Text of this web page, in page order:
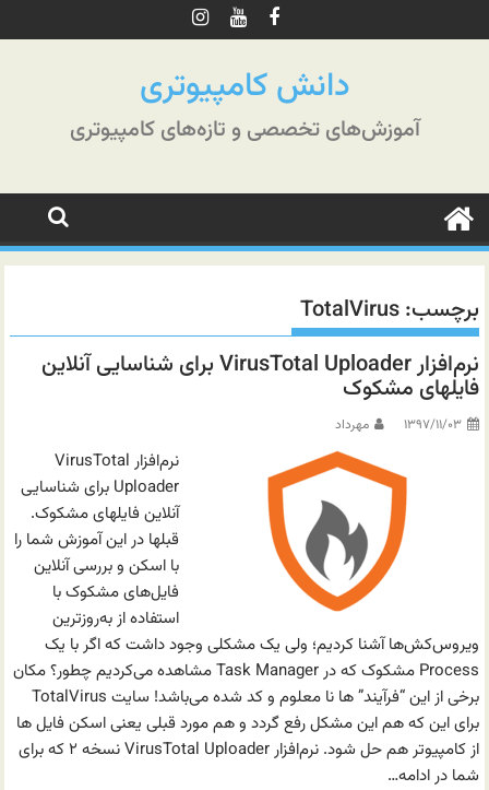
به
دانش کامپیوتری
آموزش‌های تخصصی و تازه‌های کامپیوتری
برچسب:TotalVirus
نرم‌افزار VirusTotal Uploader برای شناسایی آنلاین
فایلهای مشکوک
۱۳۹۷/۱۱/۰۳ مهرداد
نرم‌افزار VirusTotal
Uploader برای شناسایی
آنلاین فایلهای مشکوک.
قبلها در این آموزش شما را
با اسکن و بررسی آنلاین
فایل‌های مشکوک با
استفاده از به‌روزترین
ویروس‌کش‌ها آشنا کردیم؛ ولی یک مشکلی وجود داشت که اگر با یک
Process مشکوک که در Task Manager مشاهده می‌کردیم چطور؟ مکان
برخی از این “فرآیند” ها نا معلوم و کد شده می‌باشد! سایت TotalVirus
برای این که هم این مشکل رفع گردد و هم مورد قبلی یعنی اسکن فایل ها
از کامپیوتر هم حل شود. نرم‌افزار VirusTotal Uploader نسخه ۲ که برای
شما در ادامه…